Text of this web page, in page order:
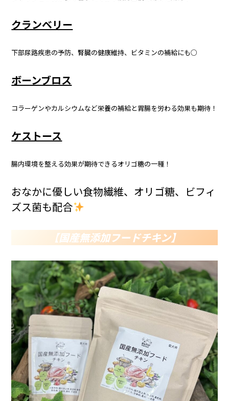
クランベリー
下部尿路疾患の予防、腎臓の健康維持、ビタミンの補給にも○
ボーンブロス
コラーゲンやカルシウムなど栄養の補給と胃腸を労わる効果も期待！
ケストース
腸内環境を整える効果が期待できるオリゴ糖の一種！
おなかに優しい食物繊維、オリゴ糖、ビフィ
ズス菌も配合
【国産無添加フードチキン】